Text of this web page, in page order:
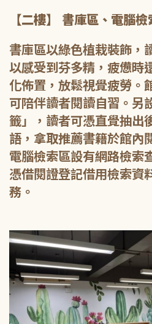
【二樓】 書庫區、電腦檢
書庫區以綠色植栽裝飾，
以感受到芬多精，疲憊時
化佈置，放鬆視覺疲勞。
可陪伴讀者閱讀自習。另
籤」，讀者可憑直覺抽出
語，拿取推薦書籍於館內
電腦檢索區設有網路檢索
憑借閱證登記借用檢索資
務。